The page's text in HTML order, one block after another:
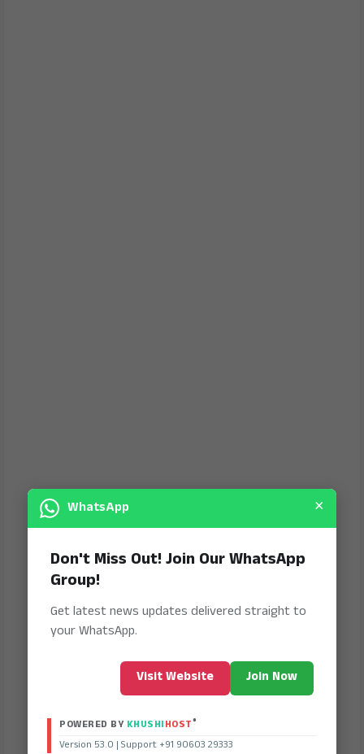
WhatsApp ×
Don't Miss Out! Join Our WhatsApp
Group!
Get latest news updates delivered straight to
your WhatsApp.
Visit Website Join Now
POWERED BY KHUSHIHOST®
Version 53.0 | Support +91 90603 29333